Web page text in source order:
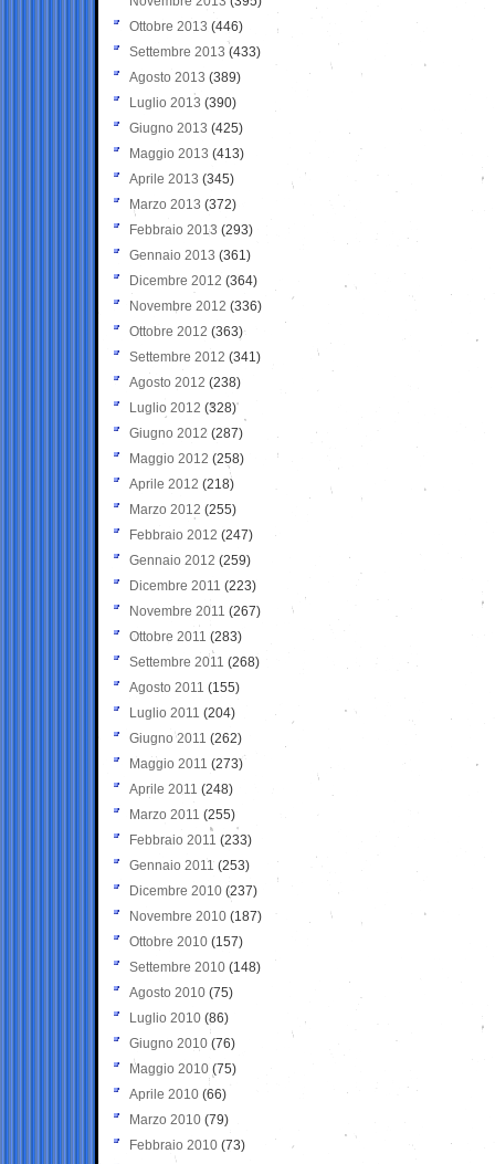
Ottobre 2013 (446)
Settembre 2013 (433)
Agosto 2013 (389)
Luglio 2013 (390)
Giugno 2013 (425)
Maggio 2013 (413)
Aprile 2013 (345)
Marzo 2013 (372)
Febbraio 2013 (293)
Gennaio 2013 (361)
Dicembre 2012 (364)
Novembre 2012 (336)
Ottobre 2012 (363)
Settembre 2012 (341)
Agosto 2012 (238)
Luglio 2012 (328)
Giugno 2012 (287)
Maggio 2012 (258)
Aprile 2012 (218)
Marzo 2012 (255)
Febbraio 2012 (247)
Gennaio 2012 (259)
Dicembre 2011 (223)
Novembre 2011 (267)
Ottobre 2011 (283)
Settembre 2011 (268)
Agosto 2011 (155)
Luglio 2011 (204)
Giugno 2011 (262)
Maggio 2011 (273)
Aprile 2011 (248)
Marzo 2011 (255)
Febbraio 2011 (233)
Gennaio 2011 (253)
Dicembre 2010 (237)
Novembre 2010 (187)
Ottobre 2010 (157)
Settembre 2010 (148)
Agosto 2010 (75)
Luglio 2010 (86)
Giugno 2010 (76)
Maggio 2010 (75)
Aprile 2010 (66)
Marzo 2010 (79)
Febbraio 2010 (73)